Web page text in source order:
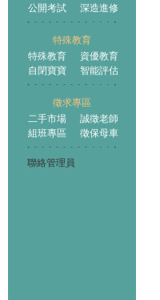
公開考試
深造進修
特殊教育
特殊教育
資優教育
自閉寶寶
智能評估
徵求專區
二手市場
誠徵老師
組班專區
徵保母車
聯絡管理員